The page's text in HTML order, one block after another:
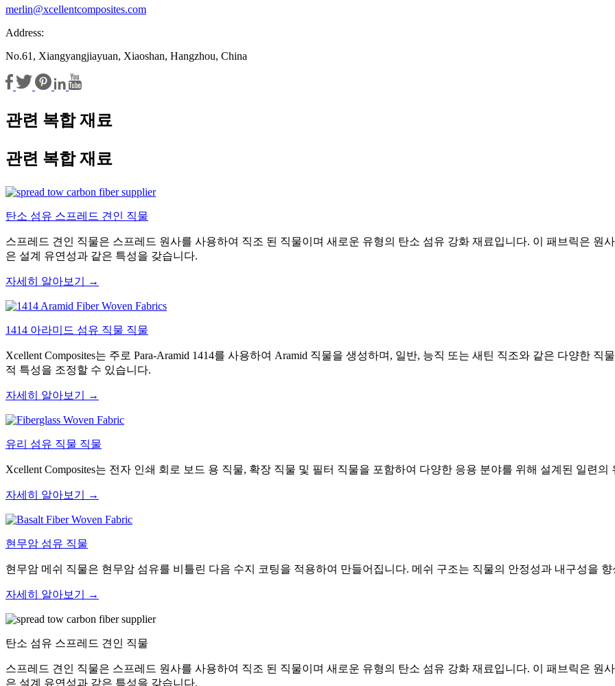
merlin@xcellentcomposites.com
Address:
No.61, Xiangyangjiayuan, Xiaoshan, Hangzhou, China
관련 복합 재료
관련 복합 재료
탄소 섬유 스프레드 견인 직물
스프레드 견인 직물은 스프레드 원사를 사용하여 직조 된 직물이며 새로운 유형의 탄소 섬유 강화 재료입니다. 이 패브릭은 원
은 설계 유연성과 같은 특성을 갖습니다.
자세히 알아보기 →
1414 아라미드 섬유 직물 직물
Xcellent Composites는 주로 Para-Aramid 1414를 사용하여 Aramid 직물을 생성하며, 일반, 능직 또는 새틴 직조와 같은 다양한
적 특성을 조정할 수 있습니다.
자세히 알아보기 →
유리 섬유 직물 직물
Xcellent Composites는 전자 인쇄 회로 보드 용 직물, 확장 직물 및 필터 직물을 포함하여 다양한 응용 분야를 위해 설계된 일련
자세히 알아보기 →
현무암 섬유 직물
현무암 메쉬 직물은 현무암 섬유를 비틀린 다음 수지 코팅을 적용하여 만들어집니다. 메쉬 구조는 직물의 안정성과 내구성을
자세히 알아보기 →
탄소 섬유 스프레드 견인 직물
스프레드 견인 직물은 스프레드 원사를 사용하여 직조 된 직물이며 새로운 유형의 탄소 섬유 강화 재료입니다. 이 패브릭은 원
은 설계 유연성과 같은 특성을 갖습니다.